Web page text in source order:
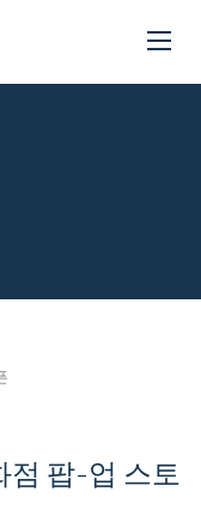
점 팝-업 스토